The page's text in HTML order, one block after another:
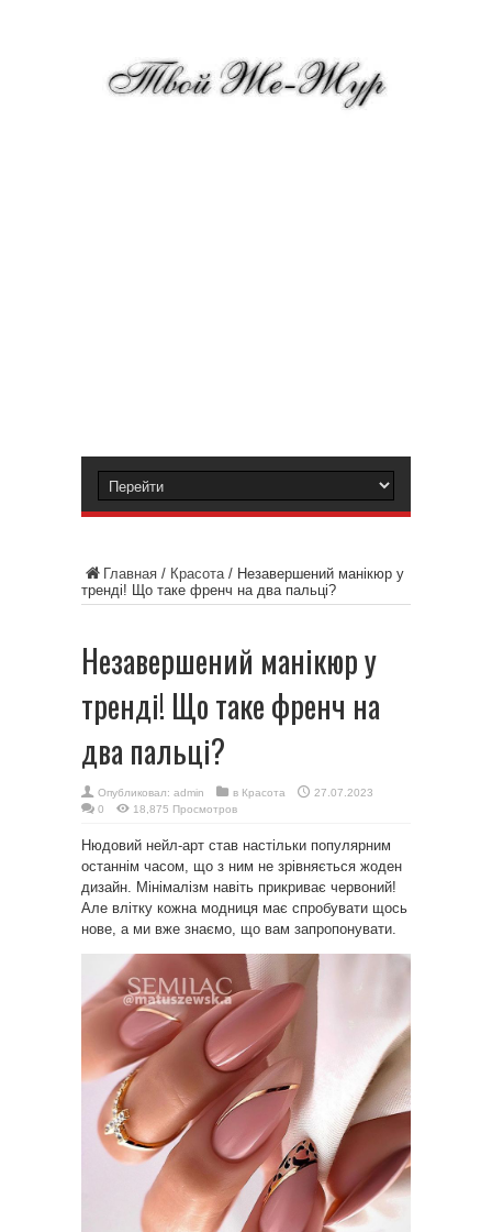
Главная / Красота/ Незавершений манікюр у
тренді! Що таке френч на два пальці?
Незавершений манікюр у
тренді! Що таке френч на
два пальці?
Опубликовал: admin в Красота
27.07.2023
0
18,875 Просмотров
Нюдовий нейл-арт став настільки популярним
останнім часом, що з ним не зрівняється жоден
дизайн. Мінімалізм навіть прикриває червоний!
Але влітку кожна модниця має спробувати щось
нове, а ми вже знаємо, що вам запропонувати.